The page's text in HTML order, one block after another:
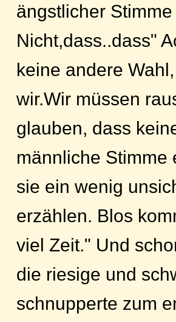
ängstlicher
Nicht,dass..dass"
keine andere
wir.Wir müssen
glauben, dass
männliche Stimme
sie ein wenig
erzählen. Blos
viel Zeit." Und
die riesige und
schnupperte zum